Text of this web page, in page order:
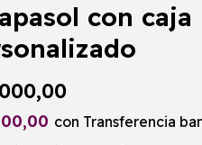
con caja
con Transferencia